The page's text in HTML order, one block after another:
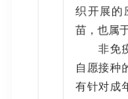
织开展的
苗，也属
非免疫
自愿接种
有针对成